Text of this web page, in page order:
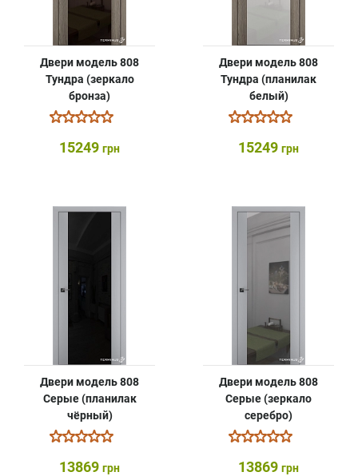
Двери модель 808
Тундра (зеркало
бронза)
15249 грн
Двери модель 808
Тундра (планилак
белый)
15249 грн
Двери модель 808
Серые (планилак
чёрный)
13869 грн
Двери модель 808
Серые (зеркало
серебро)
13869 грн